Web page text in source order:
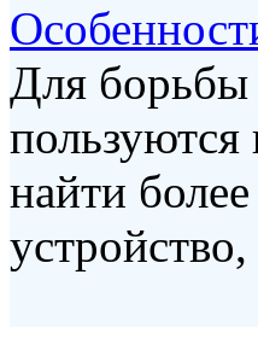
Для борьбы
найти